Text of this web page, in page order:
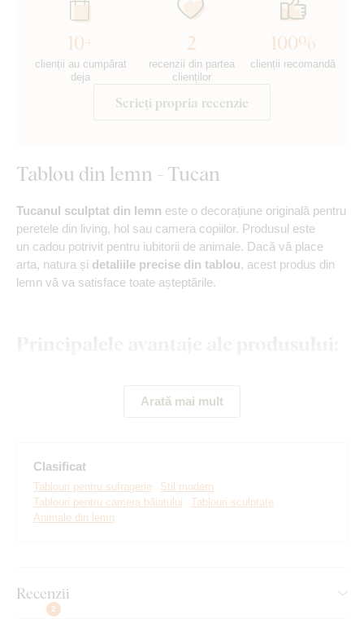
10+
clienții au cumpărat
deja
2
recenzii din partea
clienților
100%
clienții recomandă
Scrieți propria recenzie
Tablou din lemn - Tucan
Tucanul sculptat din lemn este o decorațiune originală pentru
peretele din living, hol sau camera copiilor. Produsul este
un cadou potrivit pentru iubitorii de animale. Dacă vă place
arta, natura și detaliile precise din tablou, acest produs din
lemn vă va satisface toate așteptările.
Montare simplă pe perete
Potrivit ca și cadou
oricine:
Arată mai mult
Clasificat
Tablouri pentru sufragerie
Stil modern
Tablouri pentru camera băiatului
Tablouri sculptate
Animale din lemn
Recenzii
2